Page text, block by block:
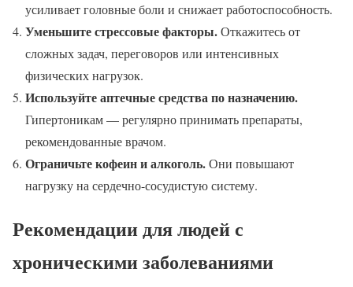
усиливает головные боли и снижает работоспособность.
Уменьшите стрессовые факторы.Откажитесь от
сложных задач, переговоров или интенсивных
физических нагрузок.
Используйте аптечные средства по назначению.
Гипертоникам — регулярно принимать препараты,
рекомендованные врачом.
Ограничьте кофеин и алкоголь.Они повышают
нагрузку на сердечно-сосудистую систему.
Рекомендации для людей с
хроническими заболеваниями